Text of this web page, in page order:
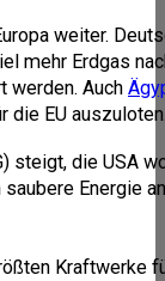
weiter.
mehr Erdgas
werden. Auch
die EU
steigt, die USA
Energie
Kraftwerke